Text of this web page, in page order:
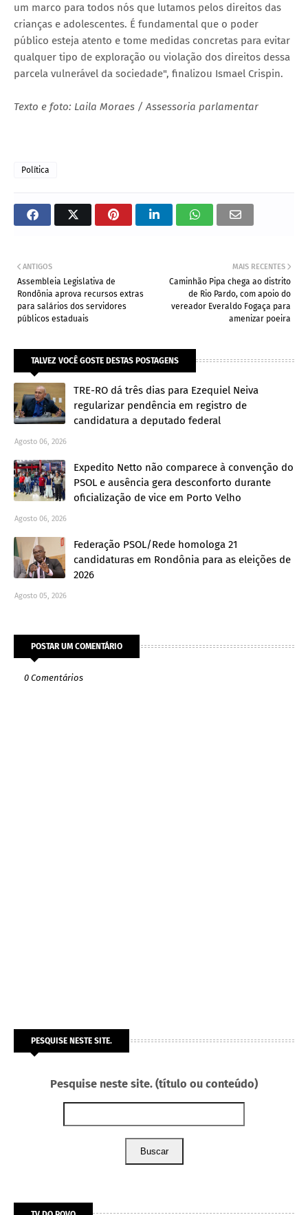
um marco para todos nós que lutamos pelos direitos das
crianças e adolescentes. É fundamental que o poder
público esteja atento e tome medidas concretas para evitar
qualquer tipo de exploração ou violação dos direitos dessa
parcela vulnerável da sociedade", finalizou Ismael Crispin.
Texto e foto: Laila Moraes / Assessoria parlamentar
Política
MAIS RECENTES
Caminhão Pipa chega ao distrito
de Rio Pardo, com apoio do
vereador Everaldo Fogaça para
amenizar poeira
ANTIGOS
Assembleia Legislativa de
Rondônia aprova recursos extras
para salários dos servidores
públicos estaduais
TALVEZ VOCÊ GOSTE DESTAS POSTAGENS
TRE-RO dá três dias para Ezequiel Neiva
regularizar pendência em registro de
candidatura a deputado federal
Agosto 06, 2026
Expedito Netto não comparece à convenção do
PSOL e ausência gera desconforto durante
oficialização de vice em Porto Velho
Agosto 06, 2026
Federação PSOL/Rede homologa 21
candidaturas em Rondônia para as eleições de
2026
Agosto 05, 2026
POSTAR UM COMENTÁRIO
0 Comentários
PESQUISE NESTE SITE.
Pesquise neste site. (título ou conteúdo)
Buscar